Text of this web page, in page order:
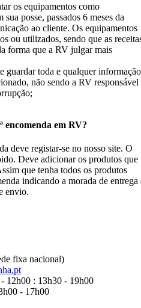
os equipamentos como
posse, passados 6 meses da
ao cliente. Os equipamentos
ou utilizados, sendo que as
forma que a RV julgar mais
guardar toda e qualquer informação
não sendo a RV responsável
encomenda em RV?
deve registar-se no nosso site. O
Deve adicionar os produtos que
que tenha todos os produtos
indicando a morada de entrega
envio.
fixa nacional)
- 12h00 : 13h30 - 19h00
- 17h00